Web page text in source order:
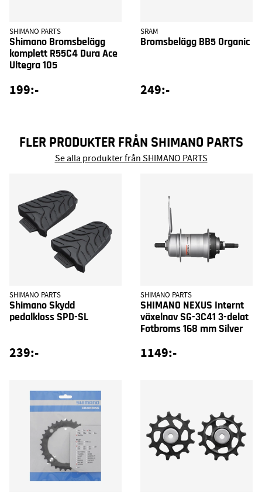
SHIMANO PARTS
Shimano Bromsbelägg
komplett R55C4 Dura Ace
Ultegra 105
199:-
SRAM
Bromsbelägg BB5 Organic
249:-
FLER PRODUKTER FRÅN SHIMANO PARTS
Se alla produkter från SHIMANO PARTS
SHIMANO PARTS
Shimano Skydd
pedalkloss SPD-SL
239:-
SHIMANO PARTS
SHIMANO NEXUS Internt
växelnav SG-3C41 3-delat
Fotbroms 168 mm Silver
1149:-